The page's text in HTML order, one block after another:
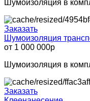
Шумоизоляция в
Заказать
Шумоизоляция
от 1 000 000р
Шумоизоляция в
Заказать